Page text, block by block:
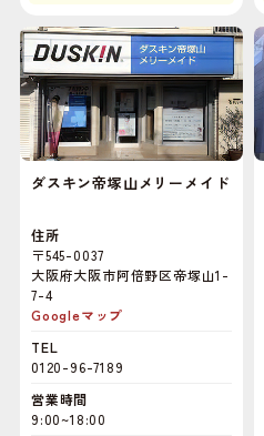
ダスキン帝塚山メリーメイド
住所
〒545-0037
大阪府大阪市阿倍野区帝塚山1-
7-4
Googleマップ
TEL
0120-96-7189
営業時間
9:00~18:00